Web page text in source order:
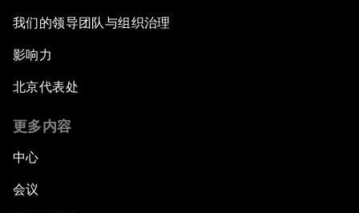
我们的领导团队与组织治理
影响力
北京代表处
更多内容
中心
会议